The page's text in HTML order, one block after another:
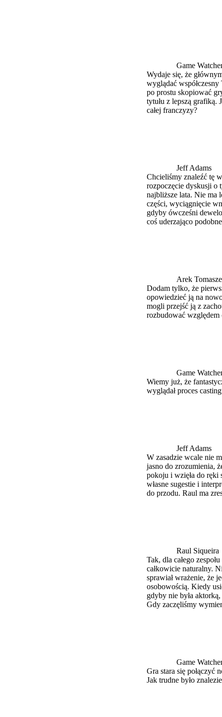
Game
Wydaje się, że
wyglądać
po prostu skopiować
tytułu z lepszą grafiką.
całej franczyzy?
Jeff Adams
Chcieliśmy znaleźć tę
rozpoczęcie dyskusji o
najbliższe lata. Nie ma
części, wyciągnięcie
gdyby ówcześni
coś uderzająco
Arek
Dodam tylko, że
opowiedzieć ją na
mogli przejść ją z
rozbudować względem
Game
Wiemy już, że
wyglądał proces
Jeff Adams
W zasadzie wcale nie
jasno do zrozumienia,
pokoju i wzięła do ręki
własne sugestie i
do przodu. Raul ma
Raul Siqueira
Tak, dla całego
całkowicie naturalny.
sprawiał wrażenie, że
osobowością. Kiedy
gdyby nie była
Gdy zaczęliśmy
Game
Gra stara się połączyć
Jak trudne było